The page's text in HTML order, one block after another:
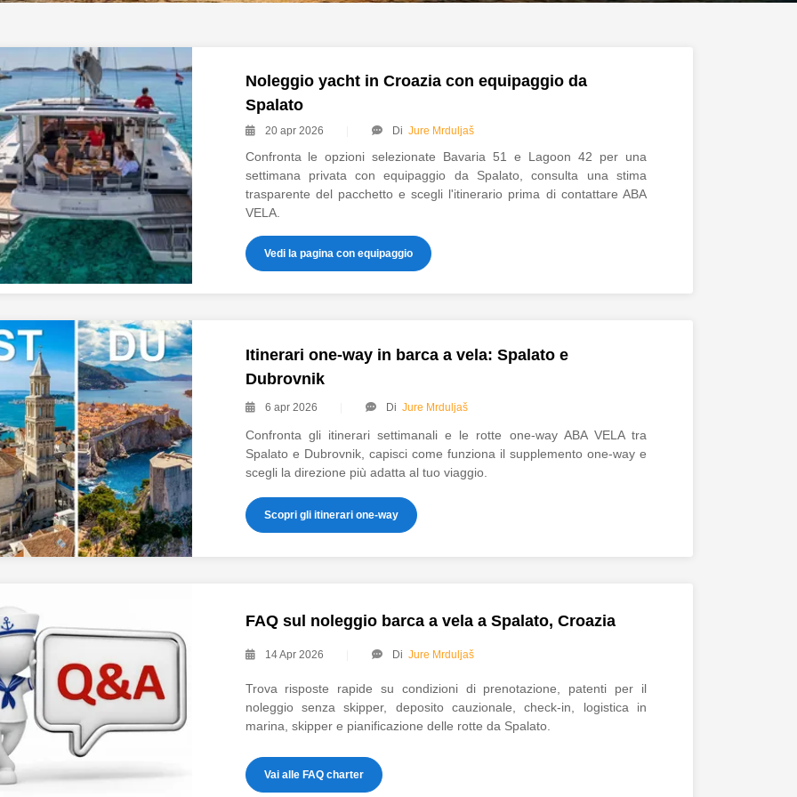
guida per il noleggio barca a vela in Croazia
Noleggio yacht in Croazia con equipaggio da
Spalato
20 apr 2026 Di Jure Mrduljaš
Confronta le opzioni selezionate Bavaria 51 e Lagoon 42 per una
settimana privata con equipaggio da Spalato, consulta una stima
trasparente del pacchetto e scegli l'itinerario prima di contattare ABA
VELA.
Vedi la pagina con equipaggio
Itinerari one-way in barca a vela: Spalato e
Dubrovnik
6 apr 2026 Di Jure Mrduljaš
Confronta gli itinerari settimanali e le rotte one-way ABA VELA tra
Spalato e Dubrovnik, capisci come funziona il supplemento one-way e
scegli la direzione più adatta al tuo viaggio.
Scopri gli itinerari one-way
FAQ sul noleggio barca a vela a Spalato, Croazia
14 Apr 2026 Di Jure Mrduljaš
Trova risposte rapide su condizioni di prenotazione, patenti per il
noleggio senza skipper, deposito cauzionale, check-in, logistica in
marina, skipper e pianificazione delle rotte da Spalato.
Vai alle FAQ charter